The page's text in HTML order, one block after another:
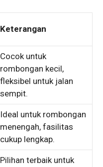
Keterangan
Cocok untuk
rombongan kecil,
fleksibel untuk jalan
sempit.
Ideal untuk rombongan
menengah, fasilitas
cukup lengkap.
Pilihan terbaik untuk